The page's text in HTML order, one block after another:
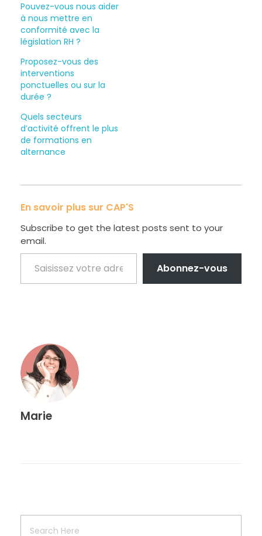
Pouvez-vous nous aider
à nous mettre en
conformité avec la
législation RH ?
Proposez-vous des
interventions
ponctuelles ou sur la
durée ?
Quels secteurs
d’activité offrent le plus
de formations en
alternance
En savoir plus sur CAP'S
Subscribe to get the latest posts sent to your
email.
Abonnez-vous
Marie